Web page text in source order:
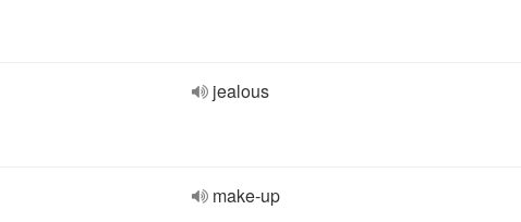
jealous
make-up